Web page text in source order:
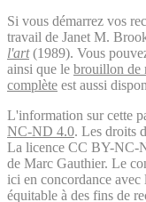
Si vous démarrez vos
travail de Janet M.
l'art(1989). Vous
ainsi que le brouillon de
complète est aussi
L'information sur cette
NC-ND 4.0. Les droits
La licence CC BY-NC-
de Marc Gauthier. Le
ici en concordance
équitable à des fins de